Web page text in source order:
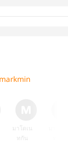
มาโดเน
ทกัน